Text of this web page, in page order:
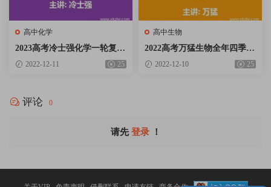
高中化学
2023高考冷士强化学一轮复习
暑假秋季班网课视频资料百度
2022-12-11 25
高中生物
2022高考万猛生物全年四季暑
秋寒春班网课视频资料百度云
2022-12-10 25
评论 0
请先 登录！